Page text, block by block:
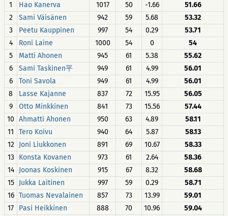
1
Hao Kanerva 1017 50 -1.66
51.66
2
Sami Väisänen 942 59 5.68
53.32
3
Peetu Kauppinen 997 54 0.29
53.71
4
Roni Laine 1000 54 0
54
5
Matti Ahonen 945 61 5.38
55.62
6
Sami Taskinen平 949 61 4.99
56.01
6
Toni Savola 949 61 4.99
56.01
8
Lasse Kajanne 837 72 15.95
56.05
9
Otto Minkkinen 841 73 15.56
57.44
10 Ahmatti Ahonen 950 63 4.89
58.11
11
Tero Koivu 940 64 5.87
58.13
12
Joni Liukkonen 891 69 10.67
58.33
13
Konsta Kovanen 973 61 2.64
58.36
14
Joonas Koskinen 915 67 8.32
58.68
15
Jukka Laitinen 997 59 0.29
58.71
16 Tuomas Nevalainen 857 73 13.99
59.01
17
Pasi Heikkinen 888 70 10.96
59.04